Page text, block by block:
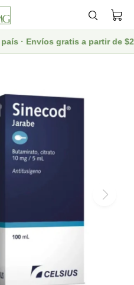
· Envíos gratis a partir de